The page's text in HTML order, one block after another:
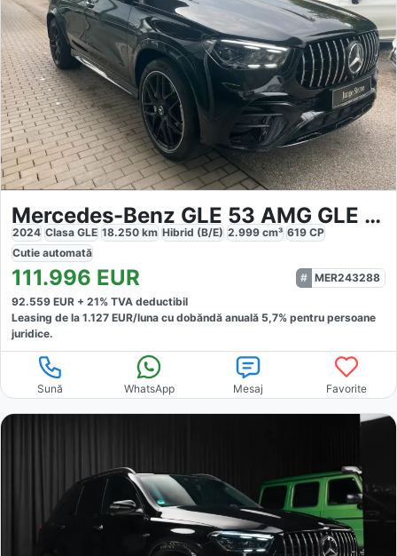
Mercedes-Benz GLE 53 AMG GLE 53 HYBRID
2024 Clasa GLE 18.250 km Hibrid (B/E) 2.999 cm³ 619 CP
Cutie automată
111.996 EUR
MER243288
92.559 EUR + 21% TVA deductibil
Leasing de la 1.127 EUR/luna cu dobăndă anuală 5,7% pentru persoane
juridice.
Sună WhatsApp Mesaj Favorite